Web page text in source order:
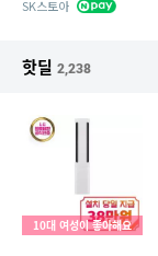
SK스토아
핫딜 2,238
10대 여성이 좋아해요